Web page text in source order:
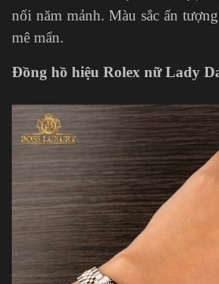
nối năm mảnh. Màu sắc ấn
mê mẩn.
Đồng hồ hiệu Rolex nữ Lady